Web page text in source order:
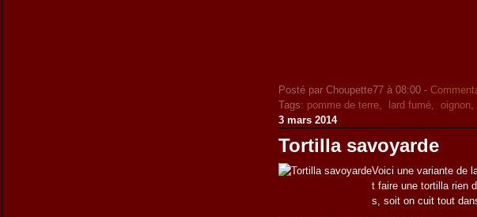
Posté par Choupette77 à 08:00 -
Tags: pomme de terre, lard fumé,oignon,
3 mars 2014
Tortilla savoyarde
Voici une variante de
t faire une tortilla rien
s, soit on cuit tout